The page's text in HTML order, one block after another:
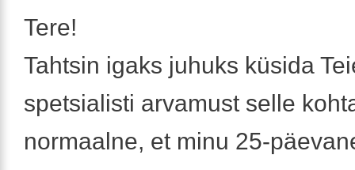
Tere!
Tahtsin igaks juhuks küsida
spetsialisti arvamust selle
normaalne, et minu 25-